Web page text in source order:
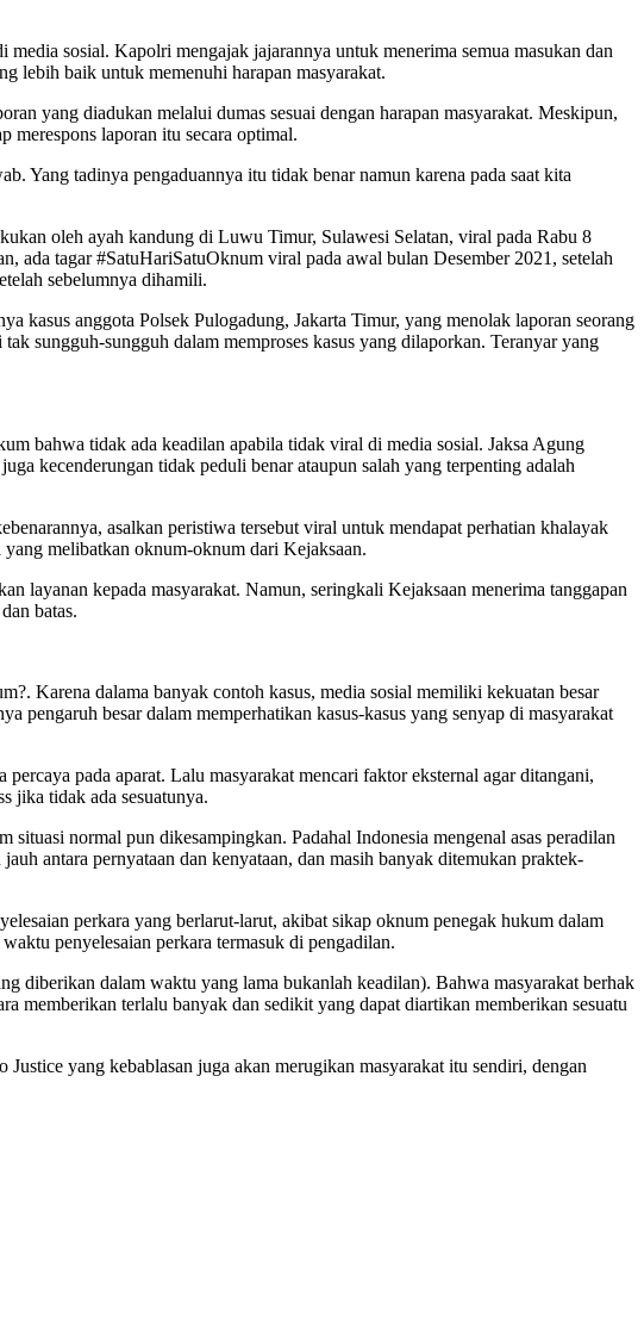
sosial. Kapolri mengajak jajarannya untuk menerima semua masukan dan
lebih baik untuk memenuhi harapan masyarakat.
yang diadukan melalui dumas sesuai dengan harapan masyarakat. Meskipun,
merespons laporan itu secara optimal.
Yang tadinya pengaduannya itu tidak benar namun karena pada saat kita
oleh ayah kandung di Luwu Timur, Sulawesi Selatan, viral pada Rabu 8
tagar #SatuHariSatuOknum viral pada awal bulan Desember 2021, setelah
sebelumnya dihamili.
kasus anggota Polsek Pulogadung, Jakarta Timur, yang menolak laporan seorang
sungguh-sungguh dalam memproses kasus yang dilaporkan. Teranyar yang
bahwa tidak ada keadilan apabila tidak viral di media sosial. Jaksa Agung
kecenderungan tidak peduli benar ataupun salah yang terpenting adalah
asalkan peristiwa tersebut viral untuk mendapat perhatian khalayak
melibatkan oknum-oknum dari Kejaksaan.
layanan kepada masyarakat. Namun, seringkali Kejaksaan menerima tanggapan
batas.
Karena dalama banyak contoh kasus, media sosial memiliki kekuatan besar
pengaruh besar dalam memperhatikan kasus-kasus yang senyap di masyarakat
pada aparat. Lalu masyarakat mencari faktor eksternal agar ditangani,
jika tidak ada sesuatunya.
normal pun dikesampingkan. Padahal Indonesia mengenal asas peradilan
antara pernyataan dan kenyataan, dan masih banyak ditemukan praktek-
perkara yang berlarut-larut, akibat sikap oknum penegak hukum dalam
penyelesaian perkara termasuk di pengadilan.
diberikan dalam waktu yang lama bukanlah keadilan). Bahwa masyarakat berhak
memberikan terlalu banyak dan sedikit yang dapat diartikan memberikan sesuatu
yang kebablasan juga akan merugikan masyarakat itu sendiri, dengan